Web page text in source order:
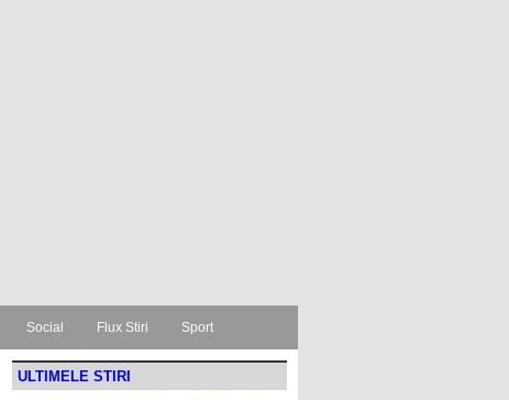
Social Flux Stiri Sport
ULTIMELE STIRI